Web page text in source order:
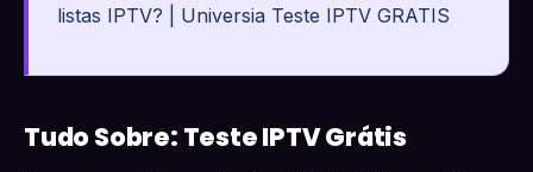
listas IPTV? | Universia Teste IPTV GRATIS
Tudo Sobre: Teste IPTV Grátis